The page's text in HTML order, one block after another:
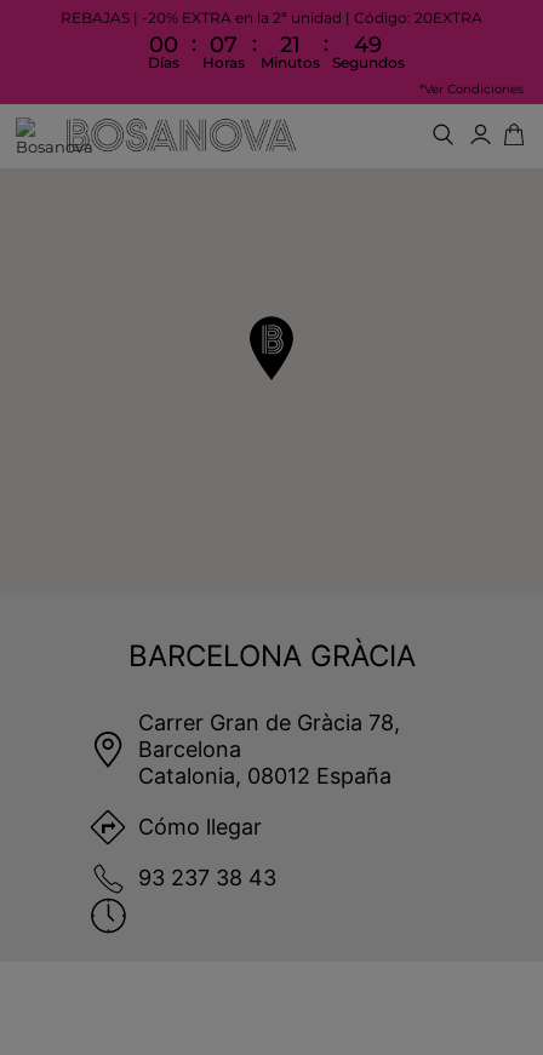
REBAJAS | -20% EXTRA en la 2ª unidad | Código: 20EXTRA
00
Días
: 07
Horas
: 21
Minutos
: 48
Segundos
*Ver Condiciones
BARCELONA GRÀCIA
Carrer Gran de Gràcia 78,
Barcelona
Catalonia, 08012 España
Cómo llegar
93 237 38 43